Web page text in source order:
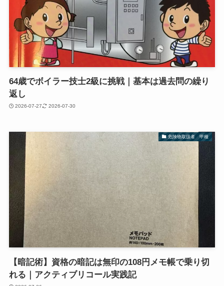
64歳でボイラー技士2級に挑戦｜基本は過去問の繰り
返し
2026-07-27 2026-07-30
危険物取扱者 甲種
【暗記術】資格の暗記は無印の108円メモ帳で乗り切
れる｜アクティブリコール実践記